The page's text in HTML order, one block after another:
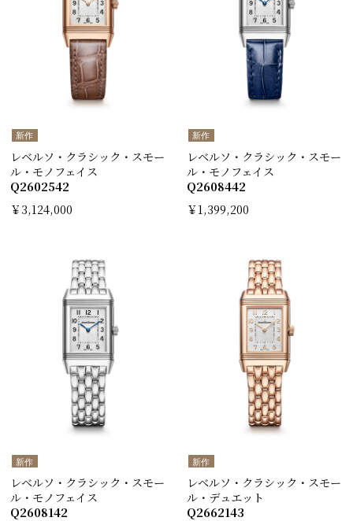
新作
レベルソ・クラシック・スモー
ル・モノフェイス
Q2602542
￥3,124,000
新作
レベルソ・クラシック・スモー
ル・モノフェイス
Q2608442
￥1,399,200
新作
レベルソ・クラシック・スモー
ル・モノフェイス
Q2608142
新作
レベルソ・クラシック・スモー
ル・デュエット
Q2662143